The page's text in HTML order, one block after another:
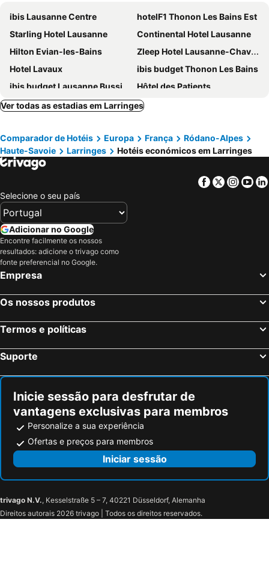
ibis Lausanne Centre
hotelF1 Thonon Les Bains Est
Starling Hotel Lausanne
Continental Hotel Lausanne
Hilton Evian-les-Bains
Zleep Hotel Lausanne-Chavannes
Hotel Lavaux
ibis budget Thonon Les Bains
ibis budget Lausanne Bussigny
Hôtel des Patients
Hôtel de la Paix Lausanne
Alpha by Fassbind
Moxy Lausanne City
Swiss Wine by Fassbind
B&B HOTEL Evian Publier
Mövenpick Hotel Lausanne
ibis Thonon Centre
ibis Styles Lausanne Center Mad House
Swiss Chocolate by Fassbind Lausanne
Hôtel du Marché
Les Lodges de Babylone
Hotel Continental
Hôtel Côté Sud Léman
Swiss Chocolate Lausanne by Fassbind
ibis Styles Thonon-les-Bains
Hotel Angleterre
Hotel Mirabeau
Cosy private room in Lausanne center
Les Cornettes
Terra-Beka Lodge
Bellerive Hotel
Elite
Hôtel Crystal
Base7 - Lerie De Chatonneyre
Hôtel Ermitage
Hotel Royal - Evian Resort
Hôtel Royal
Hôtel du Palais
Le Comte Rouge
Auberge du Raisin
Les Gentianettes Hotel & Spa
SwissTech Hotel
Ver todas as estadias em Larringes
Comparador de Hotéis Europa França
Ródano-Alpes
Haute-Savoie
Larringes Hotéis económicos em Larringes
Facebook
Twitter
Selecione o seu país
Adicionar no Google
Encontre facilmente os nossos
resultados: adicione o trivago como
fonte preferencial no Google.
Empresa
Os nossos produtos
Termos e políticas
Suporte
Inicie sessão para desfrutar de
vantagens exclusivas para membros
Personalize a sua experiência
Ofertas e preços para membros
Iniciar sessão
trivago N.V., Kesselstraße 5 – 7, 40221 Düsseldorf, Alemanha
Direitos autorais 2026 trivago | Todos os direitos reservados.